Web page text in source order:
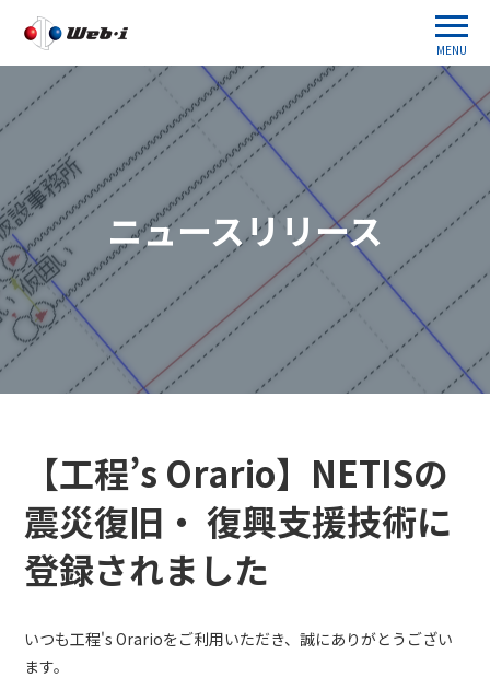
MENU
ニュースリリース
【工程’s Orario】NETISの
震災復旧・ 復興支援技術に
登録されました
いつも工程's Orarioをご利用いただき、誠にありがとうござい
ます。